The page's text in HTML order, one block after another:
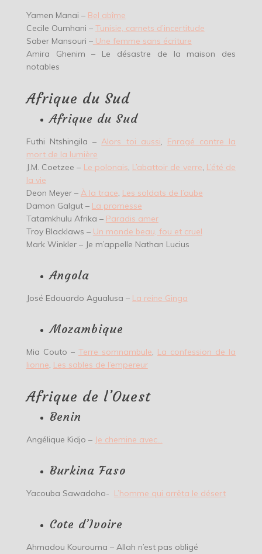
Yamen Manai – Bel abîme
Cecile Oumhani – Tunisie, carnets d’incertitude
Saber Mansouri –Une femme sans écriture
Amira Ghenim – Le désastre de la maison des
notables
Afrique du Sud
Afrique du Sud
Futhi Ntshingila – Alors toi aussi
Enragé contre la
mort de la lumière
J.M. Coetzee – Le polonais L’abattoir de verre L’été de
la vie
Deon Meyer – À la trace Les soldats de l’aube
Damon Galgut – La promesse
Tatamkhulu Afrika – Paradis amer
Troy Blacklaws – Un monde beau, fou et cruel
Mark Winkler – Je m’appelle Nathan Lucius
Angola
José Edouardo Agualusa – La reine Ginga
Mozambique
Mia Couto – Terre somnambule
La confession de la
lionne Les sables de l’empereur
Afrique de l’Ouest
Benin
Angélique Kidjo – Je chemine avec…
Burkina Faso
Yacouba Sawadoho- L’homme qui arrêta le désert
Cote d’Ivoire
Ahmadou Kourouma – Allah n’est pas obligé